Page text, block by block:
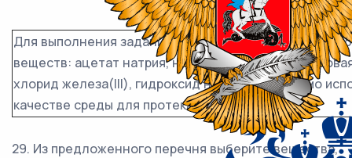
Для выполнения заданий 29 и 30 используйте
веществ: ацетат натрия, нитрат серебра,
хлорид железа(III), гидроксид натрия. Допустимо
качестве среды для протекания реакции.
29. Из предложенного перечня выберите вещества,